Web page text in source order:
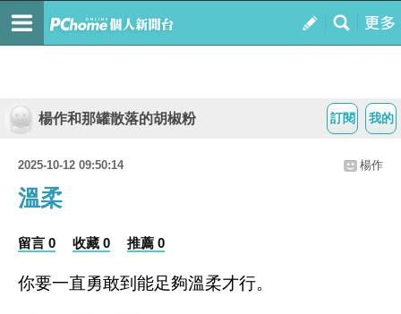
我的
訂閱
楊作和那罐散落的胡椒粉
2025-10-12 09:50:14 楊作
溫柔
留言 0 收藏 0 推薦 0
你要一直勇敢到能足夠溫柔才行。